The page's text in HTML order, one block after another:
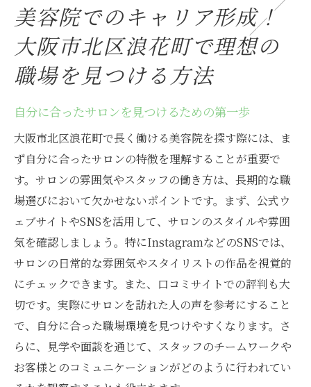
スタッフのチームワークが働きやすさを決
める
コミュニケーション力を活かした職場選び
キャリアアップを目指すためのサロン探し
大阪市北区の美容院で長く働くために！職場選
びのポイント
安定した職場を選ぶための基準
福利厚生が充実した職場で働く利点
長期勤務を可能にする職場環境とは
働きやすいシフト制のサロンを選ぶ理由
働きながら学べる環境の整備
職場の雰囲気がもたらす影響
長期的に働ける美容院！大阪市北区浪花町の求
人ガイド
求人情報をチェックする際のポイント
信頼できる求人情報の見つけ方
美容院でのキャリア形成！
大阪市北区浪花町で理想の
職場を見つける方法
自分に合ったサロンを見つけるための第一歩
大阪市北区浪花町で長く働ける美容院を探す際には、ま
ず自分に合ったサロンの特徴を理解することが重要で
す。サロンの雰囲気やスタッフの働き方は、長期的な職
場選びにおいて欠かせないポイントです。まず、公式ウ
ェブサイトやSNSを活用して、サロンのスタイルや雰囲
気を確認しましょう。特にInstagramなどのSNSでは、
サロンの日常的な雰囲気やスタイリストの作品を視覚的
にチェックできます。また、口コミサイトでの評判も大
切です。実際にサロンを訪れた人の声を参考にすること
で、自分に合った職場環境を見つけやすくなります。さ
らに、見学や面談を通じて、スタッフのチームワークや
お客様とのコミュニケーションがどのように行われてい